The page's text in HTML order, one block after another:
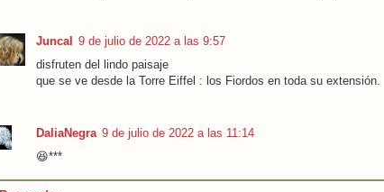
Juncal 9 de julio de 2022 a las 9:57
disfruten del lindo paisaje
que se ve desde la Torre Eiffel : los Fiordos en toda su extensión.
DaliaNegra 9 de julio de 2022 a las 11:14
😆***